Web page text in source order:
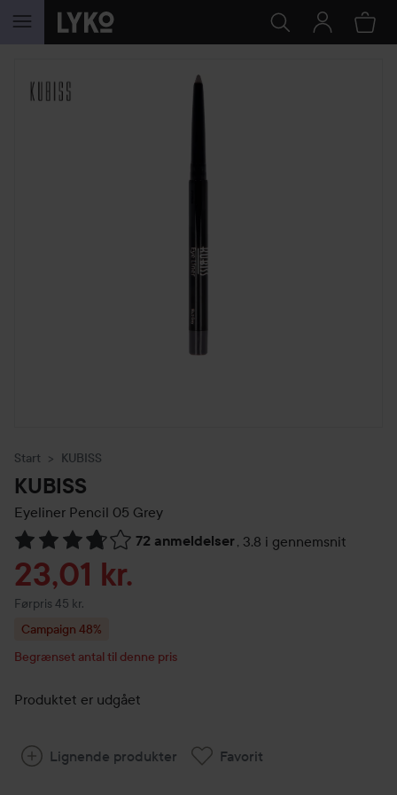
GÅ TIL INDHOLD
Start KUBISS
KUBISS
Eyeliner Pencil 05 Grey
72 anmeldelser, 3.8 i gennemsnit
Gå til Anmeldelser & kommentarer
Tilbudspris
23,01 kr.
Førpris 45 kr.
Ordinarie pris 45 kr.
Campaign 48%
Begrænset antal til denne pris
Produktet er udgået
Lignende produkter Favorit